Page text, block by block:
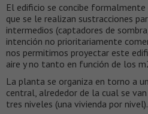
El edificio se concibe
que se le realizan sustracciones
intermedios (captadores de
intención no prioritariamente
nos permitimos proyectar este
aire y no tanto en función de los
La planta se organiza en torno a
central, alrededor de la cual se
tres niveles (una vivienda por nivel).